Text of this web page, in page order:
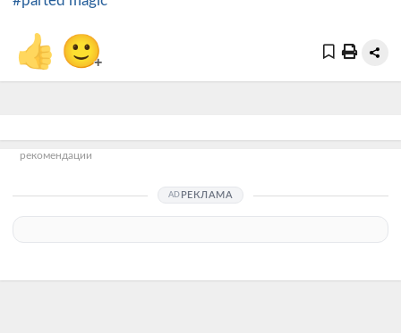
👍 🙂+
рекомендации
РЕКЛАМА